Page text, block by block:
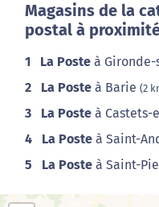
Magasins de la
postal à
1 La Poste à
2 La Poste à Barie (2
3 La Poste à Castets-
4 La Poste à Saint-
5 La Poste à Saint-